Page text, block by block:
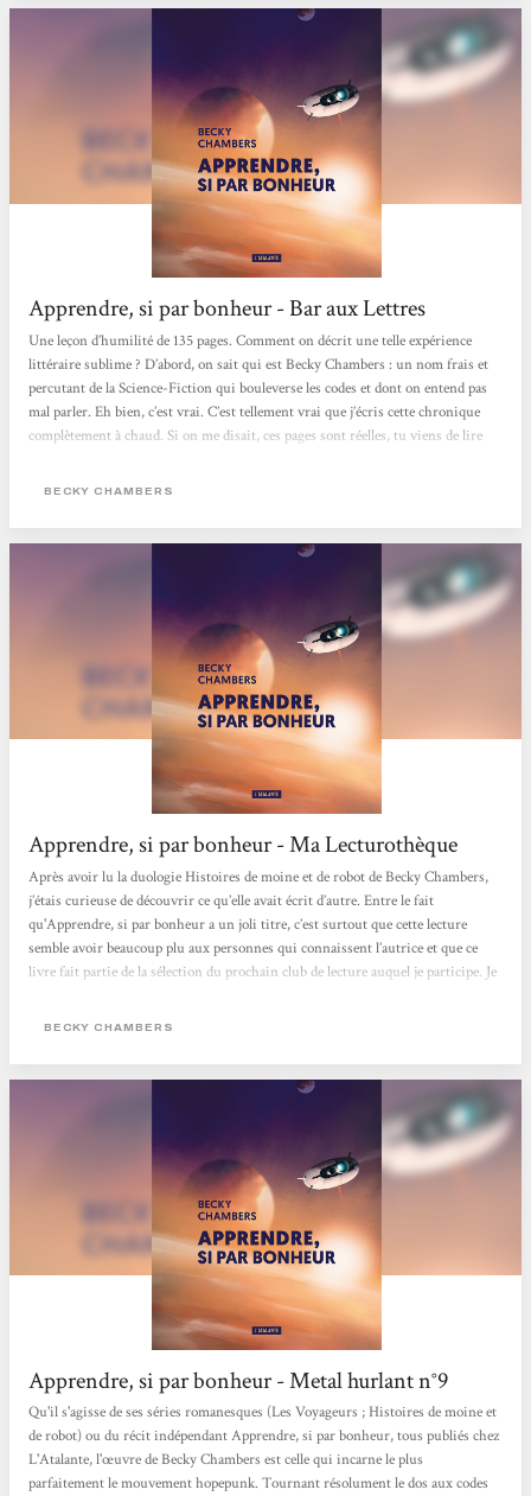
Apprendre, si par bonheur - Bar aux Lettres
Une leçon d’humilité de 135 pages. Comment on décrit une telle expérience
littéraire sublime ? D’abord, on sait qui est Becky Chambers : un nom frais et
percutant de la Science-Fiction qui bouleverse les codes et dont on entend pas
mal parler. Eh bien, c’est vrai. C’est tellement vrai que j’écris cette chronique
complètement à chaud. Si on me disait, ces pages sont réelles, tu viens de lire
fermés.C’est limpide. C’est plus que limpide, c’est plausible et millimétré. On...
BECKY CHAMBERS
Apprendre, si par bonheur - Ma Lecturothèque
Après avoir lu la duologie Histoires de moine et de robot de Becky Chambers,
j’étais curieuse de découvrir ce qu’elle avait écrit d’autre. Entre le fait
qu'Apprendre, si par bonheur a un joli titre, c’est surtout que cette lecture
semble avoir beaucoup plu aux personnes qui connaissent l’autrice et que ce
livre fait partie de la sélection du prochain club de lecture auquel je participe. Je
un peu perdue : je ne sais pour quelle raison, je m’attendais de nouveau à un
BECKY CHAMBERS
Apprendre, si par bonheur - Metal hurlant n°9
Qu'il s'agisse de ses séries romanesques (Les Voyageurs ; Histoires de moine et
de robot) ou du récit indépendant Apprendre, si par bonheur, tous publiés chez
L'Atalante, l'œuvre de Becky Chambers est celle qui incarne le plus
parfaitement le mouvement hopepunk. Tournant résolument le dos aux codes